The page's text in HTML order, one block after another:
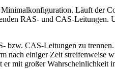
Läuft der
RAS- und CAS-
CAS-Leitungen zu
einiger Zeit streifenweise
mit großer Wahrscheinlichkeit